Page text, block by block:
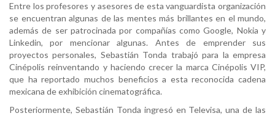
Entre los profesores y asesores de esta vanguardista organización
se encuentran algunas de las mentes más brillantes en el mundo,
además de ser patrocinada por compañías como Google, Nokia y
Linkedin, por mencionar algunas. Antes de emprender sus
proyectos personales, Sebastián Tonda trabajó para la empresa
Cinépolis reinventando y haciendo crecer la marca Cinépolis VIP,
que ha reportado muchos beneficios a esta reconocida cadena
mexicana de exhibición cinematográfica.
Posteriormente, Sebastián Tonda ingresó en Televisa, una de las